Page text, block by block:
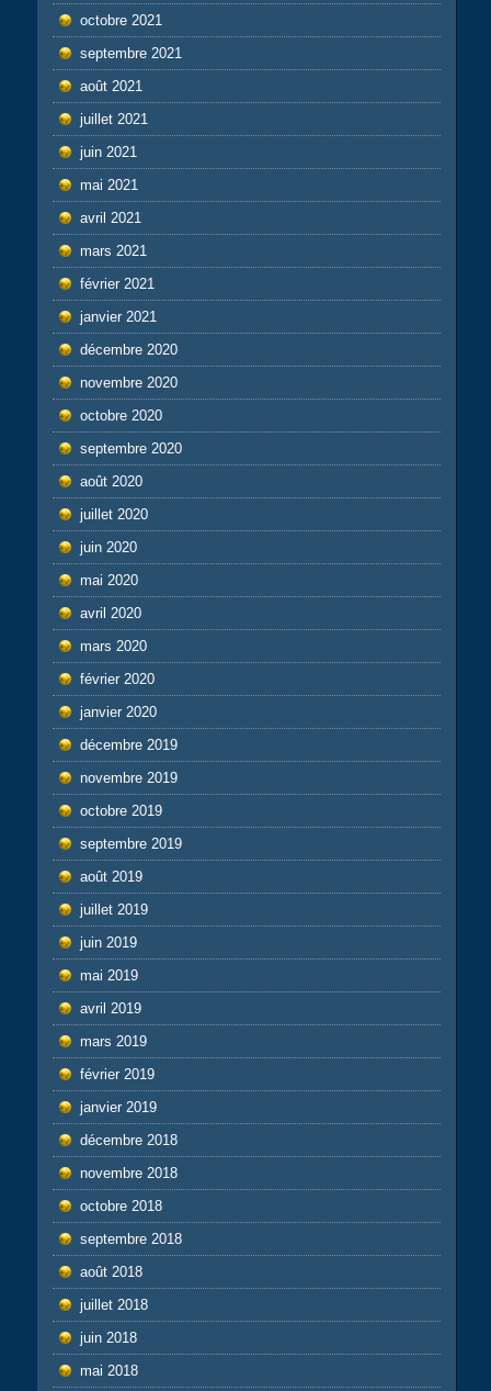
octobre 2021
septembre 2021
août 2021
juillet 2021
juin 2021
mai 2021
avril 2021
mars 2021
février 2021
janvier 2021
décembre 2020
novembre 2020
octobre 2020
septembre 2020
août 2020
juillet 2020
juin 2020
mai 2020
avril 2020
mars 2020
février 2020
janvier 2020
décembre 2019
novembre 2019
octobre 2019
septembre 2019
août 2019
juillet 2019
juin 2019
mai 2019
avril 2019
mars 2019
février 2019
janvier 2019
décembre 2018
novembre 2018
octobre 2018
septembre 2018
août 2018
juillet 2018
juin 2018
mai 2018